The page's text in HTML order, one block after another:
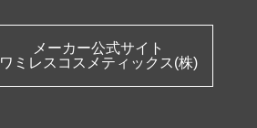
メーカー公式サイト
ワミレスコスメティックス(株)